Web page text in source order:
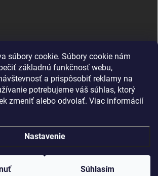
súbory cookie. Súbory cookie nám
základnú funkčnosť webu,
a prispôsobiť reklamy na
potrebujeme váš súhlas, ktorý
zmeniť alebo odvolať. Viac informácií
Nastavenie
Súhlasím
PartnerShop.sk. Všetky práva vyhradené.Upraviť